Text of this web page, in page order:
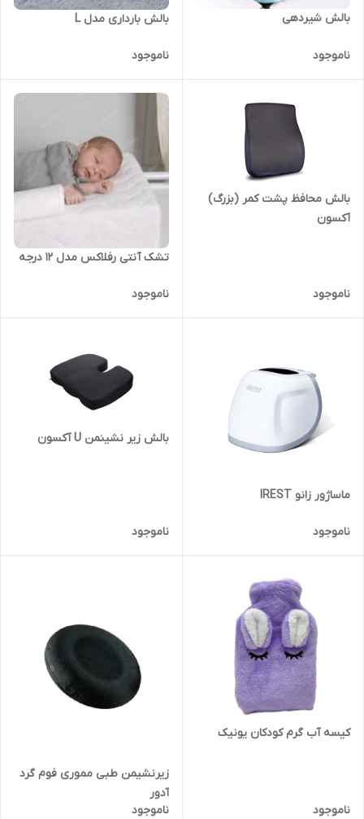
بالش شیردهی
ناموجود
بالش بارداری مدل L
ناموجود
بالش محافظ پشت کمر (بزرگ)
آکسون
ناموجود
تشک آنتی رفلاکس مدل 12 درجه
ناموجود
ماساژور زانو IREST
ناموجود
بالش زیر نشینمن U آکسون
ناموجود
کیسه آب گرم کودکان یونیک
ناموجود
زیرنشیمن طبی مموری فوم گرد
آدور
ناموجود